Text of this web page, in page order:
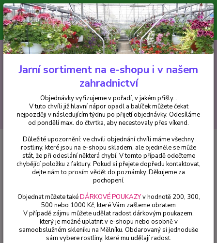
Minimální hodnota pro odeslání z e-shopu je 300 Kč.
V tuto chvíli již hlavní nápor objednávek opadl a balíček můžete čekat
nejpozději v následujícím týdnu po přijetí objednávky. Objednávky
vyřizujeme v pořadí, v jakém přišly...
CZK
Hledat
+420 602 223 614 0ks
za0 Kč
Balkónové rostliny Lantana Camara růžová (Libora měňavá) - 131
Lantana Camara růžová (Libora
měňavá) - 131
Jarní sortiment na e-shopu i v našem
zahradnictví
Objednávky vyřizujeme v pořadí, v jakém přišly...
V tuto chvíli již hlavní nápor opadl a balíček můžete čekat
nejpozději v následujícím týdnu po přijetí objednávky. Odesíláme
od pondělí max. do čtvrtka, aby necestovaly přes víkend.
Důležité upozornění: ve chvíli objednání chvíli máme všechny
rostliny, které jsou na e-shopu skladem, ale ojediněle se může
stát, že při odeslání některá chybí. V tomto případě odečteme
chybějící položku z faktury. Pokud si přejete dopředu kontaktovat,
dejte nám to prosím vědět do poznámky. Děkujeme za
pochopení.
Objednat můžete takéDÁRKOVÉ POUKAZYv hodnotě 200, 300,
500 nebo 1000 Kč, které Vám zašleme obratem
V případě zájmu můžete udělat radost dárkovým poukazem,
který je možné uplatnit v e-shopu nebo osobně v
samoobslužném skleníku na Mělníku. Obdarovaný si jednoduše
sám vybere rostliny, které mu udělají radost.